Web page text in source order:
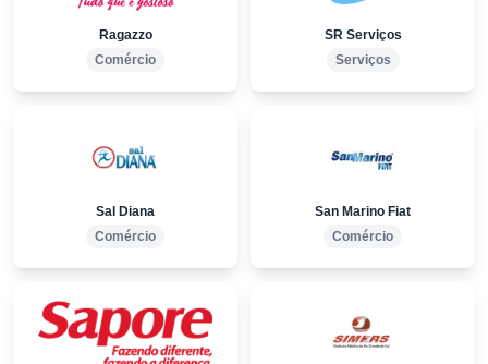
Ragazzo
Comércio
SR Serviços
Serviços
Sal Diana
Comércio
San Marino Fiat
Comércio